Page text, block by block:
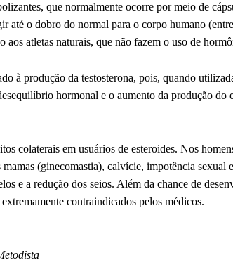
que normalmente ocorre por meio de
até o dobro do normal para o corpo humano
aos atletas naturais, que não fazem o uso de
à produção da testosterona, pois, quando
hormonal e o aumento da produção do
colaterais em usuários de esteroides. Nos
(ginecomastia), calvície, impotência sexual
e a redução dos seios. Além da chance de
contraindicados pelos médicos.